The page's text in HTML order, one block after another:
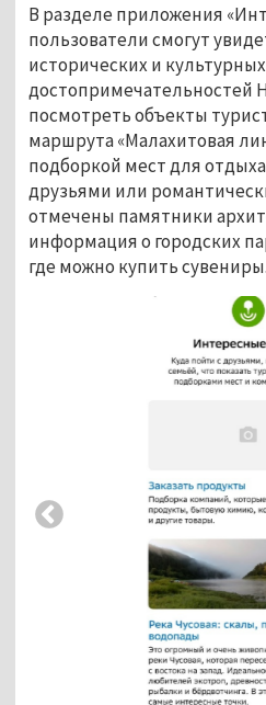
В разделе приложения
пользователи смогут
исторических и культурных
достопримечательностей
посмотреть объекты
маршрута «Малахитовая
подборкой мест для
друзьями или
отмечены памятники
информация о городских
где можно купить сувениры.